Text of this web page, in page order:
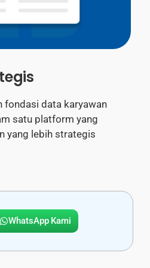
fondasi data karyawan
satu platform yang
yang lebih strategis
WhatsApp Kami